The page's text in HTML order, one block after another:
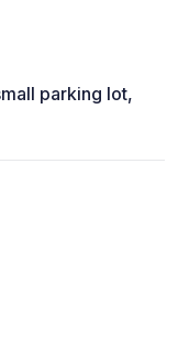
parking lot,